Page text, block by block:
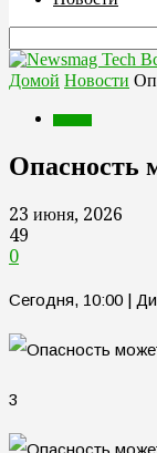
Домой Новости
Опасность
23 июня, 2026
49
0
Сегодня, 10:00 |
3